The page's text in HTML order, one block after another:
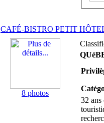
CAFÉ-BISTRO PETIT
8 photos
32 ans